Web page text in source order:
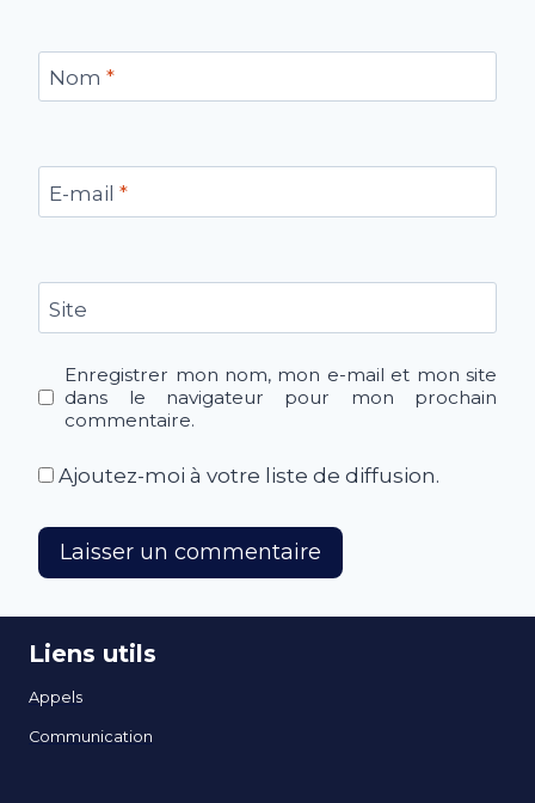
Nom *
E-mail *
Site
Enregistrer mon nom, mon e-mail et mon site
dans le navigateur pour mon prochain
commentaire.
Ajoutez-moi à votre liste de diffusion.
Liens utils
Appels
Communication